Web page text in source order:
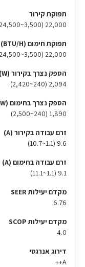
תפוקת קירור
22,000 (3,500~24,500)
תפוקת חימום (BTU/H)
22,000 (3,500~24,500)
הספק נצרך בקירור (W)
2,094 (240~2,420)
הספק נצרך בחימום (W)
1,890 (240~2,500)
זרם עבודה בקירור (A)
9.6 (1.1~10.7)
זרם עבודה בחימום (A)
9.1 (1.1~11.1)
מקדם יעילות SEER
6.76
מקדם יעילות SCOP
4.0
דירוג אנרגטי
A++